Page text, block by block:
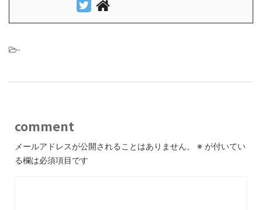
-
comment
メールアドレスが公開されることはありません。 ※ が付いてい
る欄は必須項目です